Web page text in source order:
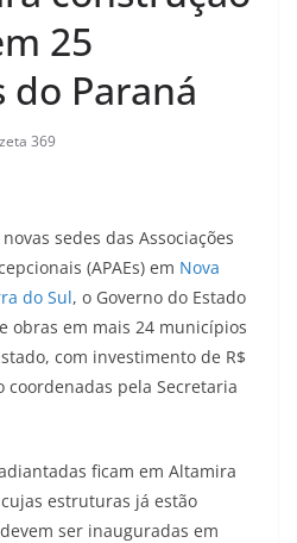
25
Paraná
369
sedes das Associações
(APAEs) em Nova
do Sul, o Governo do Estado
obras em mais 24 municípios
com investimento de R$
coordenadas pela Secretaria
ficam em Altamira
estruturas já estão
ser inauguradas em